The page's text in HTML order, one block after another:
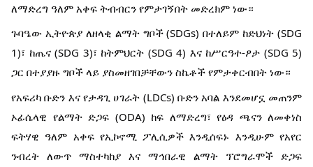
ለማድረግ ዓለም አቀፍ ትብብርን የምታገኝበት መድረክም ነው።
ጉባዔው ኢትዮጵያ ለዘላቂ ልማት ግቦች (SDGs) በተለይም ከድህነት (SDG
1)፣ ከጤና (SDG 3)፣ ከትምህርት (SDG 4) እና ከሥርዓተ-ፆታ (SDG 5)
ጋር በተያያዙ ግቦች ላይ ያስመዘገበቻቸውን ስኬቶች የምታቀርብበት ነው።
የአፍሪካ ቡድን እና የታዳጊ ሀገራት (LDCs) ቡድን አባል እንደመሆኗ መጠንም
ኦፊሴላዊ የልማት ድጋፍ (ODA) ከፍ ለማድረግ፣ የዕዳ ጫናን ለመቀነስ
ፍትሃዊ ዓለም አቀፍ የኢኮኖሚ ፖሊሲዎች እንዲሰፍኑ እንዲሁም የአየር
ንብረት ለውጥ ማስተካከያ እና ማኅበራዊ ልማት ፕሮግራሞች ድጋፍ